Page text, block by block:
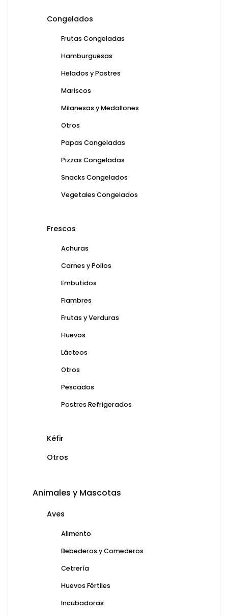
Congelados
Frutas Congeladas
Hamburguesas
Helados y Postres
Mariscos
Milanesas y Medallones
Otros
Papas Congeladas
Pizzas Congeladas
Snacks Congelados
Vegetales Congelados
Frescos
Achuras
Carnes y Pollos
Embutidos
Fiambres
Frutas y Verduras
Huevos
Lácteos
Otros
Pescados
Postres Refrigerados
Kéfir
Otros
Animales y Mascotas
Aves
Alimento
Bebederos y Comederos
Cetrería
Huevos Fértiles
Incubadoras